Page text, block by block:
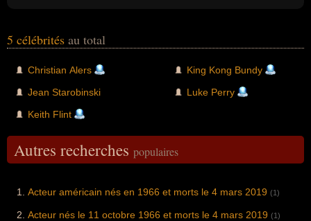
5 célébrités au total
Christian Alers
Jean Starobinski
Keith Flint
King Kong Bundy
Luke Perry
Autres recherches populaires
Acteur américain nés en 1966 et morts le 4 mars 2019 (1)
Acteur nés le 11 octobre 1966 et morts le 4 mars 2019 (1)